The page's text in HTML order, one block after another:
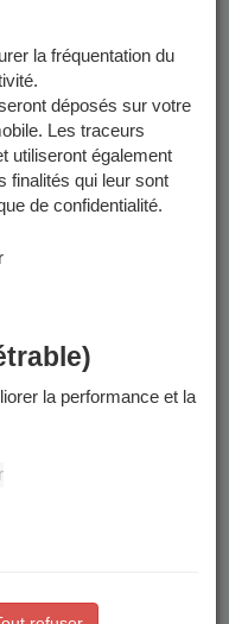
scolaire 2026-2027.
sur la page
6 février 2026.
les
documents à
les enfants qui
ou en cours d’année
école de secteur
domicile.
des 3 ans
la fréquentation du
déposés sur votre
Les traceurs
utiliseront également
finalités qui leur sont
de confidentialité.
la performance et la